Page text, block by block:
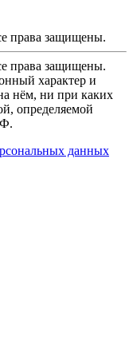
защищены.
защищены.
характер и
нём, ни при каких
определяемой
данных